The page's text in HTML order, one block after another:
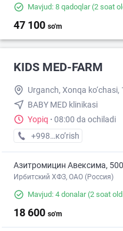
Mavjud: 8 qadoqlar(2 soat
47 100 so'm
KIDS MED-FARM
Urganch, Xonqa ko‘chasi,
BABY MED klinikasi
Yopiq · 08:00 da ochiladi
+998 (93) XXX-XX-XX
кo’rish
Азитромицин Авексима,
Ирбитский ХФЗ, ОАО (Россия)
Mavjud: 4 donalar(2 soat
18 600 so'm